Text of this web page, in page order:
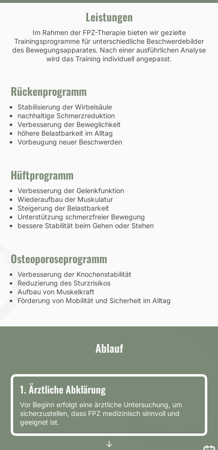
Leistungen
Im Rahmen der FPZ-Therapie bieten wir gezielte
Trainingsprogramme für unterschiedliche Beschwerdebilder
des Bewegungsapparates. Nach einer ausführlichen Analyse
wird das Training individuell angepasst.
Rückenprogramm
Stabilisierung der Wirbelsäule
nachhaltige Schmerzreduktion
Verbesserung der Beweglichkeit
höhere Belastbarkeit im Alltag
Vorbeugung neuer Beschwerden
Hüftprogramm
Verbesserung der Gelenkfunktion
Wiederaufbau der Muskulatur
Steigerung der Belastbarkeit
Unterstützung schmerzfreier Bewegung
bessere Stabilität beim Gehen oder Stehen
Osteoporoseprogramm
Verbesserung der Knochenstabilität
Reduzierung des Sturzrisikos
Aufbau von Muskelkraft
Förderung von Mobilität und Sicherheit im Alltag
Ablauf
1. Ärztliche Abklärung
Vor Beginn erfolgt eine ärztliche Untersuchung, um
sicherzustellen, dass FPZ medizinisch sinnvoll und
geeignet ist.